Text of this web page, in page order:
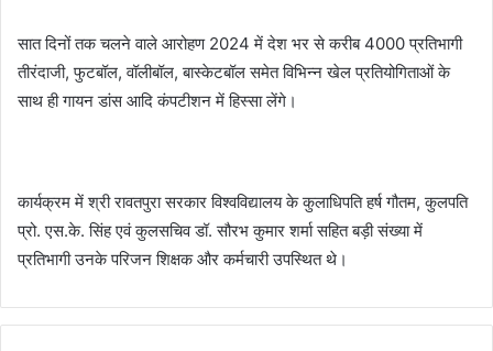
सात दिनों तक चलने वाले आरोहण 2024 में देश भर से करीब 4000 प्रतिभागी
तीरंदाजी, फुटबॉल, वॉलीबॉल, बास्केटबॉल समेत विभिन्न खेल प्रतियोगिताओं के
साथ ही गायन डांस आदि कंपटीशन में हिस्सा लेंगे।
कार्यक्रम में श्री रावतपुरा सरकार विश्वविद्यालय के कुलाधिपति हर्ष गौतम, कुलपति
प्रो. एस.के. सिंह एवं कुलसचिव डॉ. सौरभ कुमार शर्मा सहित बड़ी संख्या में
प्रतिभागी उनके परिजन शिक्षक और कर्मचारी उपस्थित थे।